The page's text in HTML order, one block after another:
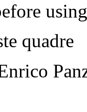
quadre